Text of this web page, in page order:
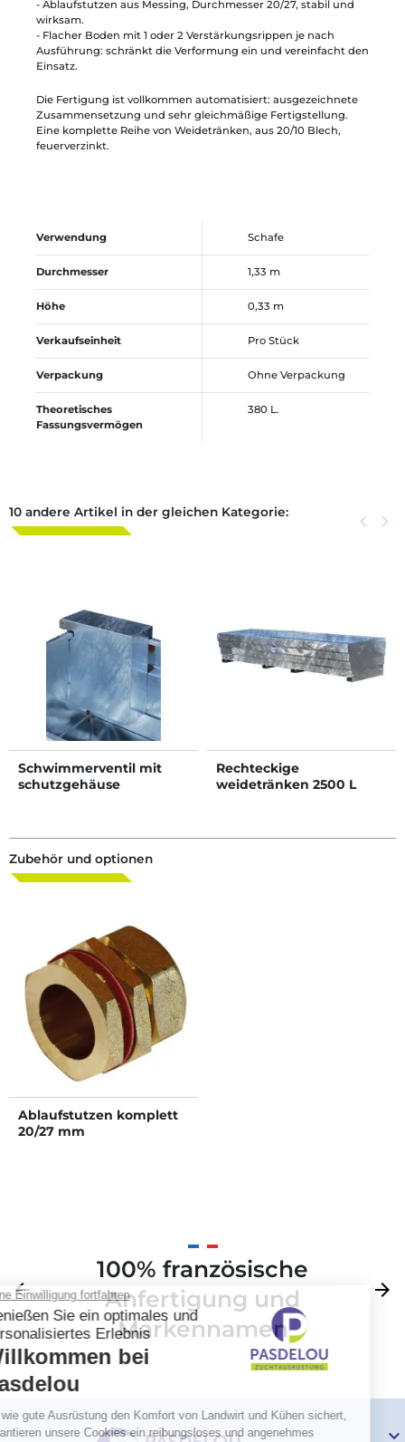
- Ablaufstutzen aus Messing, Durchmesser 20/27, stabil und
wirksam.
- Flacher Boden mit 1 oder 2 Verstärkungsrippen je nach
Ausführung: schränkt die Verformung ein und vereinfacht den
Einsatz.
Die Fertigung ist vollkommen automatisiert: ausgezeichnete
Zusammensetzung und sehr gleichmäßige Fertigstellung.
Eine komplette Reihe von Weidetränken, aus 20/10 Blech,
feuerverzinkt.
Verwendung Schafe
Durchmesser 1,33 m
Höhe 0,33 m
Verkaufseinheit Pro Stück
Verpackung Ohne Verpackung
Theoretisches
Fassungsvermögen
380 L.
10 andere Artikel in der gleichen Kategorie: Zurück
keyboard_arrow_left keyboard_arrow_right
Schwimmerventil mit
schutzgehäuse
Rechteckige
weidetränken 2500 L
Zubehör und optionen
Ablaufstutzen komplett
20/27 mm
Zurück
arrow_back
100% französische
Anfertigung und
Markennamen
Weiter
arrow_forward
